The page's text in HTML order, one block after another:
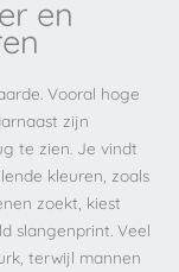
en
Vooral hoge
zijn
te zien. Je vindt
kleuren, zoals
zoekt, kiest
slangenprint. Veel
terwijl mannen